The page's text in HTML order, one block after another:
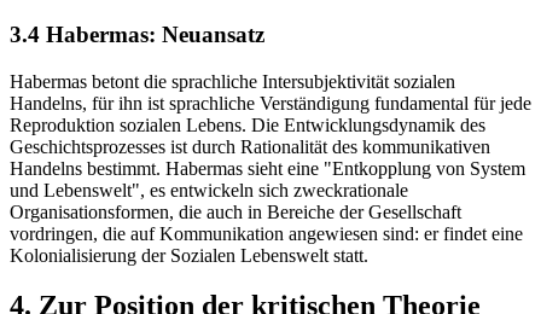
3.4 Habermas: Neuansatz
Habermas betont die sprachliche Intersubjektivität sozialen
Handelns, für ihn ist sprachliche Verständigung fundamental für jede
Reproduktion sozialen Lebens. Die Entwicklungsdynamik des
Geschichtsprozesses ist durch Rationalität des kommunikativen
Handelns bestimmt. Habermas sieht eine "Entkopplung von System
und Lebenswelt", es entwickeln sich zweckrationale
Organisationsformen, die auch in Bereiche der Gesellschaft
vordringen, die auf Kommunikation angewiesen sind: er findet eine
Kolonialisierung der Sozialen Lebenswelt statt.
4. Zur Position der kritischen Theorie